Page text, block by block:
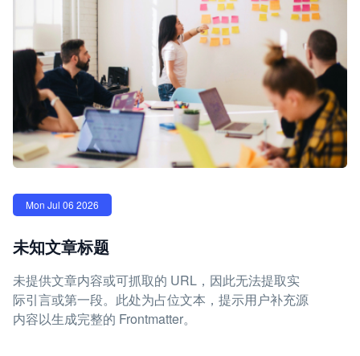
Mon Jul 06 2026
未知文章标题
未提供文章内容或可抓取的 URL，因此无法提取实
际引言或第一段。此处为占位文本，提示用户补充源
内容以生成完整的 Frontmatter。